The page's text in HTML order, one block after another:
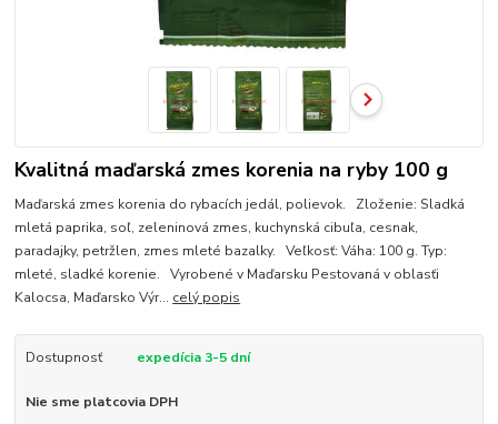
Kvalitná maďarská zmes korenia na ryby 100 g
Maďarská zmes korenia do rybacích jedál, polievok. Zloženie: Sladká
mletá paprika, soľ, zeleninová zmes, kuchynská cibuľa, cesnak,
paradajky, petržlen, zmes mleté bazalky. Veľkosť: Váha: 100 g. Typ:
mleté, sladké korenie. Vyrobené v Maďarsku Pestovaná v oblasťi
Kalocsa, Maďarsko Výr... celý popis
Dostupnosť expedícia 3-5 dní
Nie sme platcovia DPH